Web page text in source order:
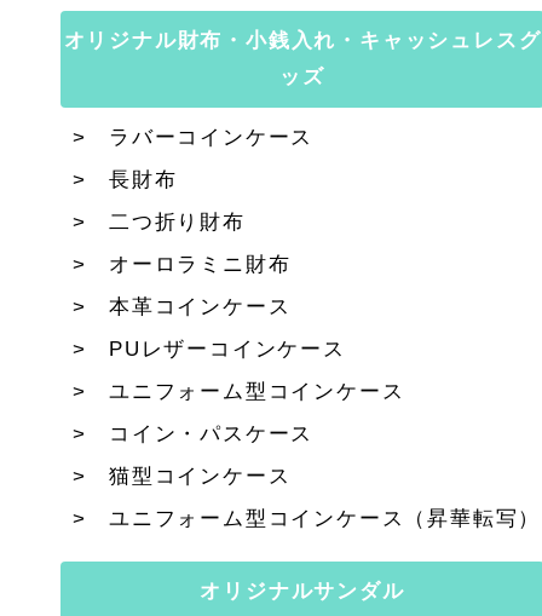
オリジナル財布・小銭入れ・キャッシュレスグ
ッズ
ラバーコインケース
長財布
二つ折り財布
オーロラミニ財布
本革コインケース
PUレザーコインケース
ユニフォーム型コインケース
コイン・パスケース
猫型コインケース
ユニフォーム型コインケース（昇華転写）
オリジナルサンダル